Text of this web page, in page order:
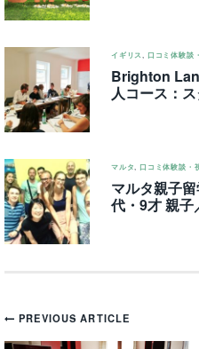
イギリス 口コミ体験談
Brighton
人コース：
マルタ 口コミ体験談・
マルタ親子
代・9才 親子
Post
PREVIOUS ARTICLE